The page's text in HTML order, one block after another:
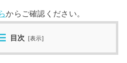
からご確認ください。
目次 [表示]